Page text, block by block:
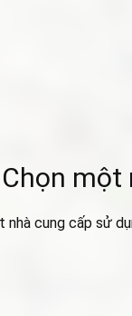
Chọn một
nhà cung cấp sử